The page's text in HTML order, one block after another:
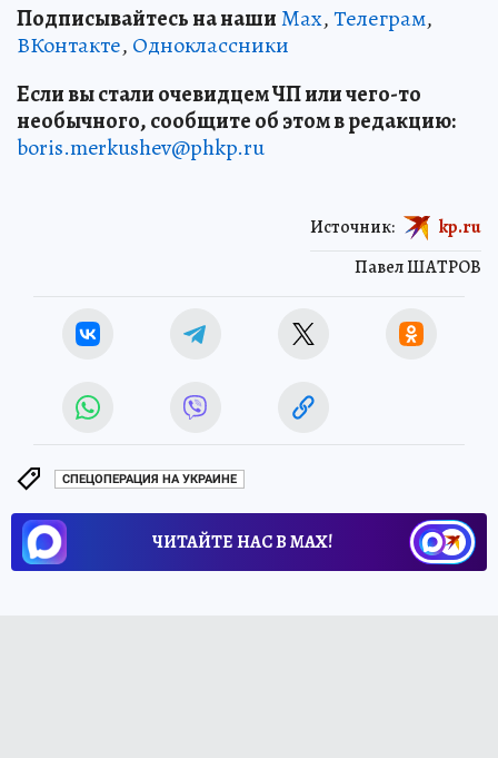
Подписывайтесь на нашиMax,Телеграм,
ВКонтакте, Одноклассники
Если вы стали очевидцем ЧП или чего-то
необычного, сообщите об этом в редакцию:
boris.merkushev@phkp.ru
Павел ШАТРОВ
Источник: kp.ru
СПЕЦОПЕРАЦИЯ НА УКРАИНЕ
ЧИТАЙТЕ НАС В МАХ!